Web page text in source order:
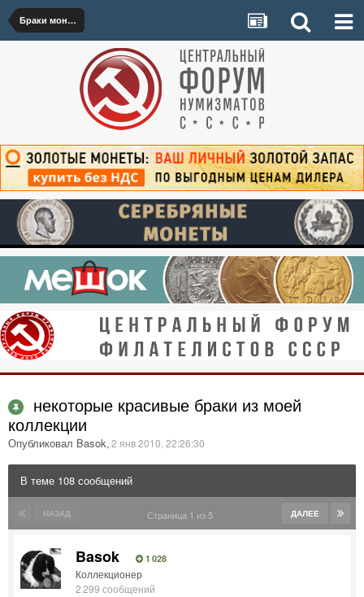
Браки монет 1921–1992
некоторые красивые браки из моей
коллекции
Опубликовал Basok, 2 янв 2010, 22:26:30
В теме 108 сообщений
НАЗАД ДАЛЕЕ
Страница 1 из 5
Basok 1 028
Коллекционер
2 299 сообщений